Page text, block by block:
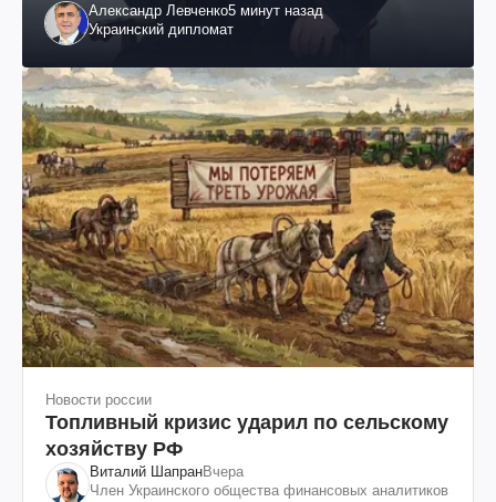
Александр Левченко5 минут назад
Украинский дипломат
Новости россии
Топливный кризис ударил по сельскому
хозяйству РФ
Виталий ШапранВчера
Член Украинского общества финансовых аналитиков